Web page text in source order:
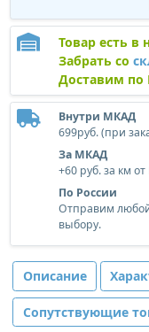
Товар есть в
Забрать со
Доставим по
Внутри МКАД
699руб. (при
За МКАД
+60 руб. за км
По России
Отправим
выбору.
Описание
Сопутствующие